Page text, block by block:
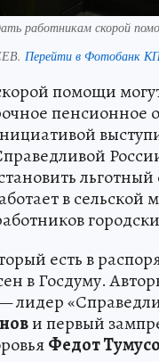
работникам скорой
Перейти в Фотобанк
помощи
пенсионное
льготный
в сельской
есть в
в Госдуму.
лидер
и первый
Федот